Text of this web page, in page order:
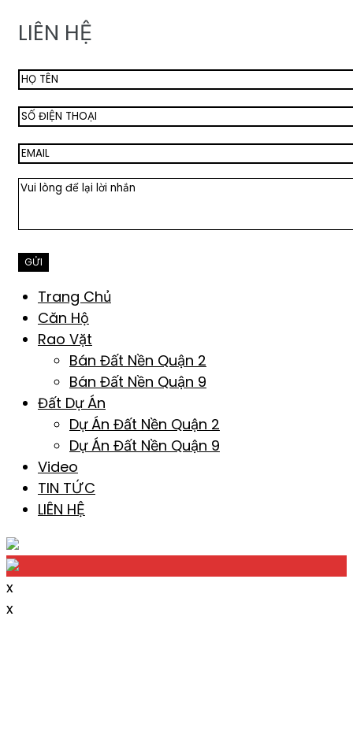
LIÊN HỆ
Trang Chủ
Căn Hộ
Rao Vặt
Bán Đất Nền Quận 2
Bán Đất Nền Quận 9
Đất Dự Án
Dự Án Đất Nền Quận 2
Dự Án Đất Nền Quận 9
Video
TIN TỨC
LIÊN HỆ
x
x